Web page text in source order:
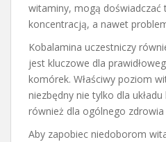
witaminy, mogą doświadczać
koncentracją, a nawet
Kobalamina uczestniczy
jest kluczowe dla
komórek. Właściwy poziom
niezbędny nie tylko dla
również dla ogólnego
Aby zapobiec niedoborom